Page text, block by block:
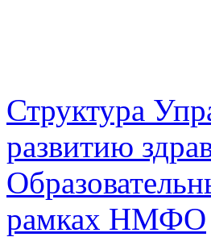
Структура
развитию
рамках НМФО